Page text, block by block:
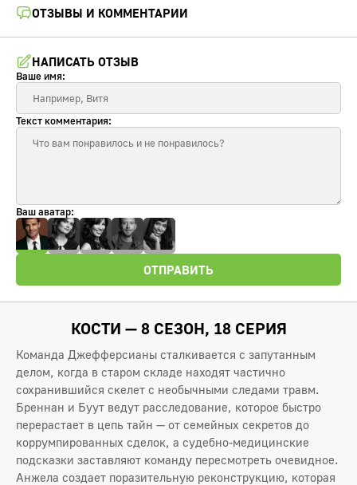
ОТЗЫВЫ И КОММЕНТАРИИ
НАПИСАТЬ ОТЗЫВ
Ваше имя:
Текст комментария:
Ваш аватар:
ОТПРАВИТЬ
КОСТИ — 8 СЕЗОН, 18 СЕРИЯ
Команда Джефферсианы сталкивается с запутанным
делом, когда в старом складе находят частично
сохранившийся скелет с необычными следами травм.
Бреннан и Буут ведут расследование, которое быстро
перерастает в цепь тайн — от семейных секретов до
коррумпированных сделок, а судебно-медицинские
подсказки заставляют команду пересмотреть очевидное.
Анжела создает поразительную реконструкцию, которая